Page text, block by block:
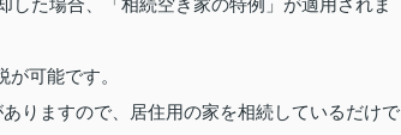
可能です。
りますので、居住用の家を相続しているだけで